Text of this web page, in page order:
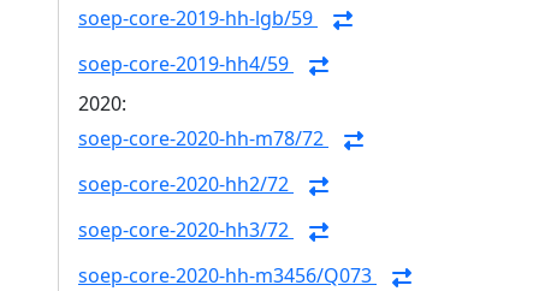
soep-core-2019-hh-lgb/59
soep-core-2019-hh4/59
2020:
soep-core-2020-hh-m78/72
soep-core-2020-hh2/72
soep-core-2020-hh3/72
soep-core-2020-hh-m3456/Q073